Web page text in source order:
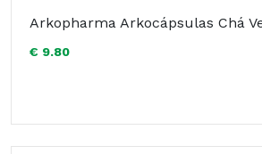
€ 9.80